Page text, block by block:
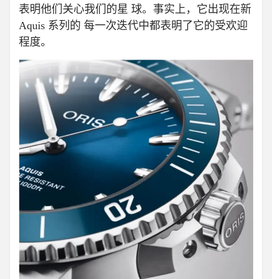
表明他们关心我们的星 球。事实上，它出现在新
Aquis 系列的 每一次迭代中都表明了它的受欢迎
程度。